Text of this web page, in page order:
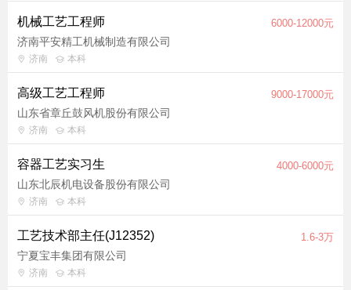
试。 5、具备较强的问题分析和解决能力，工作严谨细致、责任
心强，具备良好的沟通协调能力和团队协作精神。
机械工艺工程师 6000-12000元
济南平安精工机械制造有限公司
济南 本科
高级工艺工程师 9000-17000元
山东省章丘鼓风机股份有限公司
济南 本科
容器工艺实习生 4000-6000元
山东北辰机电设备股份有限公司
济南 本科
工艺技术部主任(J12352) 1.6-3万
宁夏宝丰集团有限公司
济南 本科